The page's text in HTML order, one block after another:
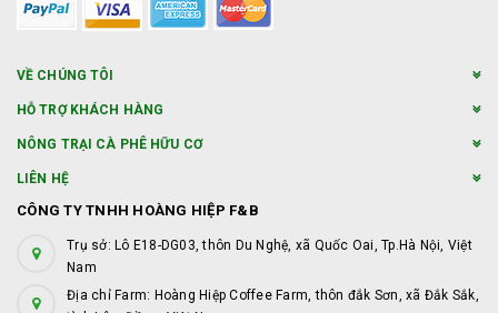
VỀ CHÚNG TÔI
HỖ TRỢ KHÁCH HÀNG
NÔNG TRẠI CÀ PHÊ HỮU CƠ
LIÊN HỆ
CÔNG TY TNHH HOÀNG HIỆP F&B
Trụ sở: Lô E18-DG03, thôn Du Nghệ, xã Quốc Oai, Tp.Hà Nội, Việt
Nam
Địa chỉ Farm: Hoàng Hiệp Coffee Farm, thôn đắk Sơn, xã Đắk Sắk,